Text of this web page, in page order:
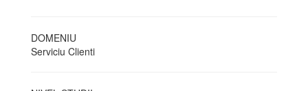
DOMENIU
Serviciu Clienti